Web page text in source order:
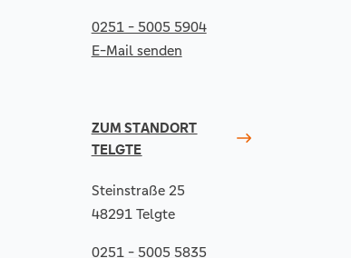
0251 - 5005 5904
E-Mail senden
ZUM STANDORT
TELGTE
Steinstraße 25
48291 Telgte
0251 - 5005 5835